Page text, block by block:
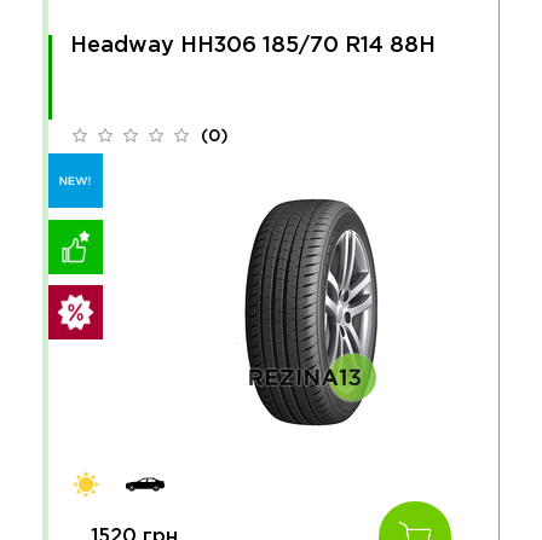
Headway HH306 185/70 R14 88H
(0)